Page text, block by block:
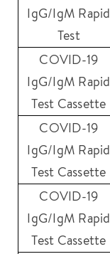
IgG/IgM Rapid
Test
COVID-19
IgG/IgM Rapid
Test Cassette
COVID-19
IgG/IgM Rapid
Test Cassette
COVID-19
IgG/IgM Rapid
Test Cassette